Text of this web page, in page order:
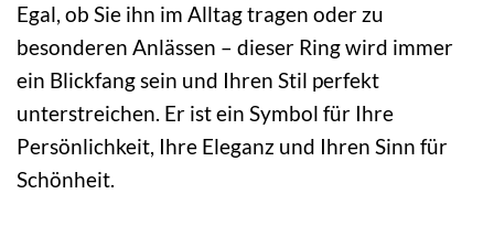
Egal, ob Sie ihn im Alltag tragen oder zu
besonderen Anlässen – dieser Ring wird immer
ein Blickfang sein und Ihren Stil perfekt
unterstreichen. Er ist ein Symbol für Ihre
Persönlichkeit, Ihre Eleganz und Ihren Sinn für
Schönheit.